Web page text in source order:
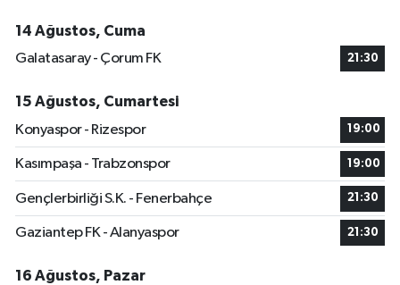
14 Ağustos, Cuma
Galatasaray - Çorum FK
21:30
15 Ağustos, Cumartesi
Konyaspor - Rizespor
19:00
Kasımpaşa - Trabzonspor 19:00
Gençlerbirliği S.K. - Fenerbahçe 21:30
Gaziantep FK - Alanyaspor 21:30
16 Ağustos, Pazar